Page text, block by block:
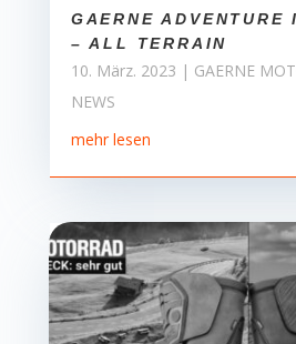
GAERNE ADVENTURE
– ALL TERRAIN
10. März. 2023 | GAERNE
NEWS
mehr lesen